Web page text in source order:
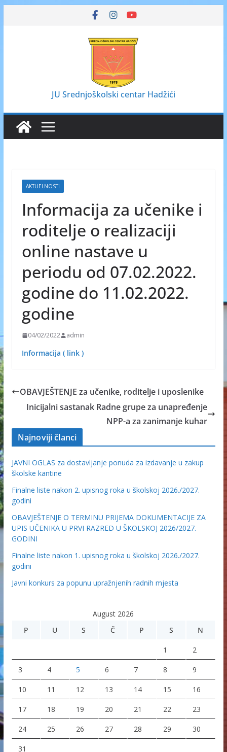
JU Srednjoškolski centar Hadžići
AKTUELNOSTI
Informacija za učenike i
roditelje o realizaciji
online nastave u
periodu od 07.02.2022.
godine do 11.02.2022.
godine
04/02/2022 admin
Informacija ( link )
OBAVJEŠTENJE za učenike, roditelje i uposlenike
Inicijalni sastanak Radne grupe za unapređenje
NPP-a za zanimanje kuhar
Najnoviji članci
JAVNI OGLAS za dostavljanje ponuda za izdavanje u zakup
školske kantine
Finalne liste nakon 2. upisnog roka u školskoj 2026./2027.
godini
OBAVJEŠTENJE O TERMINU PRIJEMA DOKUMENTACIJE ZA
UPIS UČENIKA U PRVI RAZRED U ŠKOLSKOJ 2026/2027.
GODINI
Finalne liste nakon 1. upisnog roka u školskoj 2026./2027.
godini
Javni konkurs za popunu upražnjenih radnih mjesta
August 2026
P
U S Č P S N
1 2
3 4 5 6 7 8 9
10 11 12 13 14 15 16
17 18 19 20 21 22 23
24 25 26 27 28 29 30
31